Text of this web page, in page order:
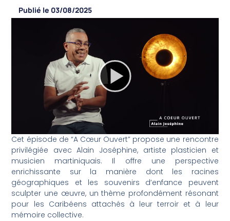
Publié le 03/08/2025
Cet épisode de “A Cœur Ouvert” propose une rencontre
privilégiée avec Alain Joséphine, artiste plasticien et
musicien martiniquais. Il offre une perspective
enrichissante sur la manière dont les racines
géographiques et les souvenirs d’enfance peuvent
sculpter une œuvre, un thème profondément résonant
pour les Caribéens attachés à leur terroir et à leur
mémoire collective.